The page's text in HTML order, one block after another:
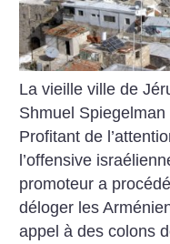
La vieille ville de
Shmuel Spiegelman
Profitant de
l’offensive
promoteur a
déloger les
appel à des colons